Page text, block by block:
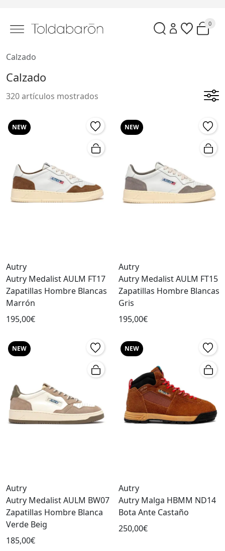
0
Calzado
Calzado
320 artículos mostrados
NEW
Autry
Autry Medalist AULM FT17
Zapatillas Hombre Blancas
Marrón
195,00€
NEW
Autry
Autry Medalist AULM FT15
Zapatillas Hombre Blancas
Gris
195,00€
NEW
Autry
Autry Medalist AULM BW07
Zapatillas Hombre Blanca
Verde Beig
185,00€
NEW
Autry
Autry Malga HBMM ND14
Bota Ante Castaño
250,00€